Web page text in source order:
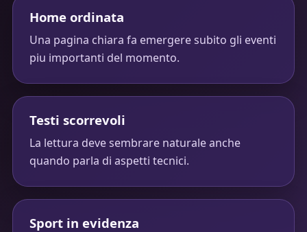
Home ordinata
Una pagina chiara fa emergere subito gli eventi
piu importanti del momento.
Testi scorrevoli
La lettura deve sembrare naturale anche
quando parla di aspetti tecnici.
Sport in evidenza